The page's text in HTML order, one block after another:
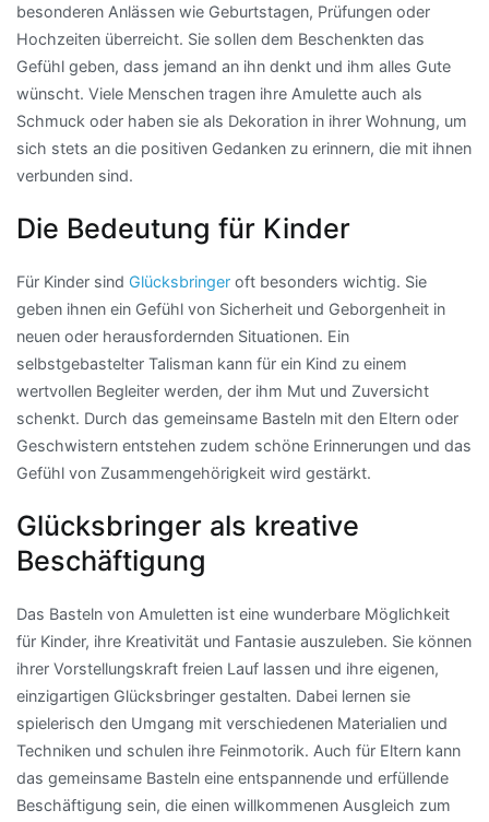
besonderen Anlässen wie Geburtstagen, Prüfungen oder
Hochzeiten überreicht. Sie sollen dem Beschenkten das
Gefühl geben, dass jemand an ihn denkt und ihm alles Gute
wünscht. Viele Menschen tragen ihre Amulette auch als
Schmuck oder haben sie als Dekoration in ihrer Wohnung, um
sich stets an die positiven Gedanken zu erinnern, die mit ihnen
verbunden sind.
Die Bedeutung für Kinder
Für Kinder sind Glücksbringer oft besonders wichtig. Sie
geben ihnen ein Gefühl von Sicherheit und Geborgenheit in
neuen oder herausfordernden Situationen. Ein
selbstgebastelter Talisman kann für ein Kind zu einem
wertvollen Begleiter werden, der ihm Mut und Zuversicht
schenkt. Durch das gemeinsame Basteln mit den Eltern oder
Geschwistern entstehen zudem schöne Erinnerungen und das
Gefühl von Zusammengehörigkeit wird gestärkt.
Glücksbringer als kreative
Beschäftigung
Das Basteln von Amuletten ist eine wunderbare Möglichkeit
für Kinder, ihre Kreativität und Fantasie auszuleben. Sie können
ihrer Vorstellungskraft freien Lauf lassen und ihre eigenen,
einzigartigen Glücksbringer gestalten. Dabei lernen sie
spielerisch den Umgang mit verschiedenen Materialien und
Techniken und schulen ihre Feinmotorik. Auch für Eltern kann
das gemeinsame Basteln eine entspannende und erfüllende
Beschäftigung sein, die einen willkommenen Ausgleich zum